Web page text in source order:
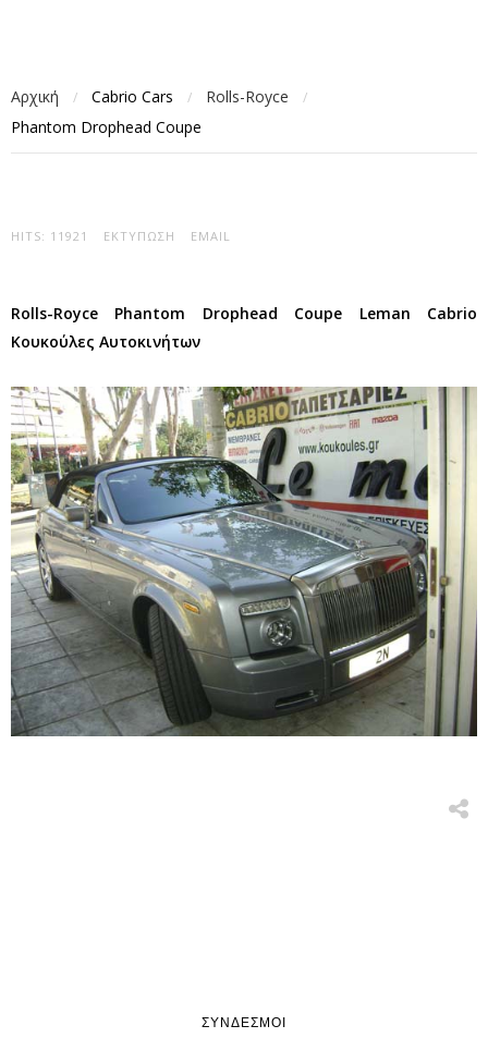
Αρχική / Cabrio Cars / Rolls-Royce /
Phantom Drophead Coupe
HITS: 11921 ΕΚΤΎΠΩΣΗ EMAIL
Rolls-Royce Phantom Drophead Coupe Leman Cabrio
Κουκούλες Αυτοκινήτων
ΣΎΝΔΕΣΜΟΙ